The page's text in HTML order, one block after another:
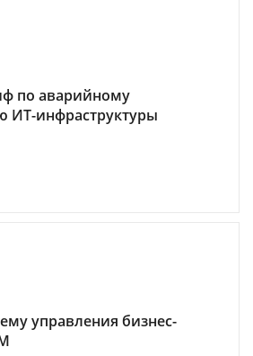
по аварийному
ИТ-инфраструктуры
управления бизнес-